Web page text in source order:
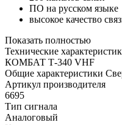
ПО на русском языке
высокое качество
Показать полностью
Технические
КОМБАТ Т-340 VHF
Общие характеристики
Артикул производителя
6695
Тип сигнала
Аналоговый